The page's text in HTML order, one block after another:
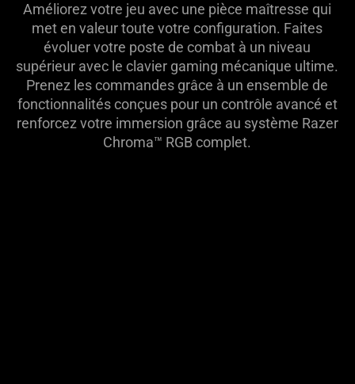
Améliorez votre jeu avec une pièce maîtresse qui
met en valeur toute votre configuration. Faites
évoluer votre poste de combat à un niveau
supérieur avec le clavier gaming mécanique ultime.
Prenez les commandes grâce à un ensemble de
fonctionnalités conçues pour un contrôle avancé et
renforcez votre immersion grâce au système Razer
Chroma™ RGB complet.